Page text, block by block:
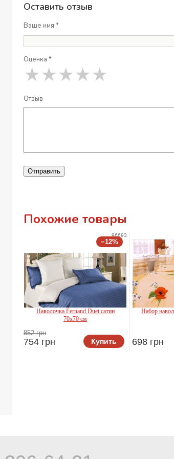
Оставить отзыв
Ваше имя *
Оценка *
★
★
★
★
★
Отзыв
Отправить
Похожие товары
−12%
96693
Наволочка Fernand Duet сатин
70x70 см
852 грн
754 грн Купить
Набор
698 грн